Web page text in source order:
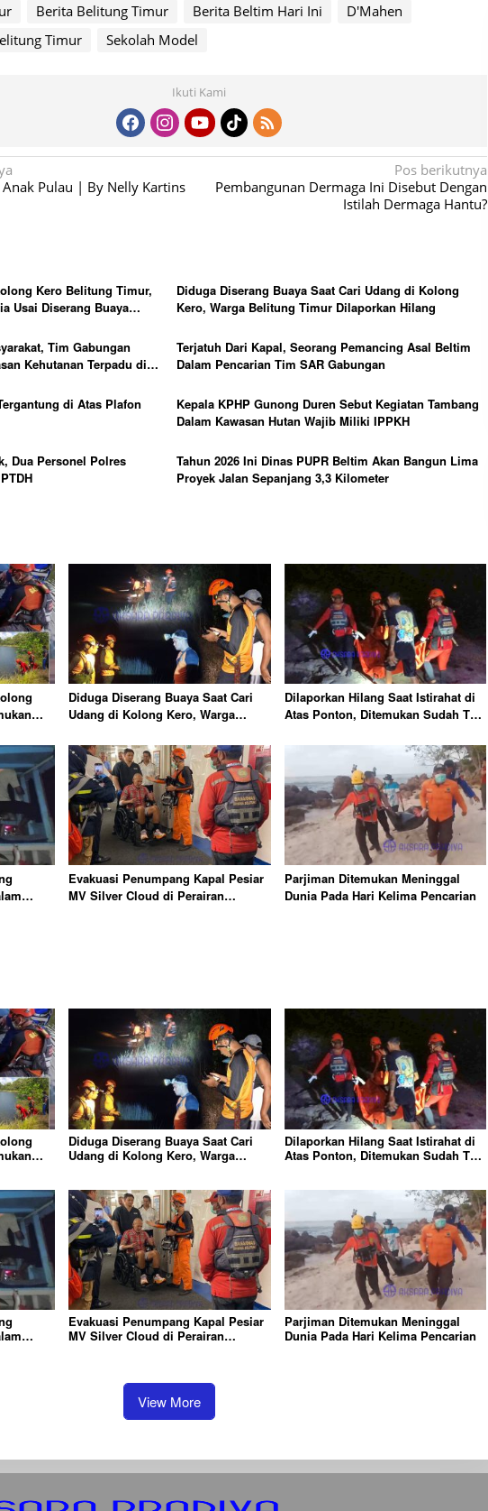
Berita Belitung Timur Berita Beltim Hari Ini
D'Mahen
Timur
Sekolah Model
Ikuti Kami
Pulau | By Nelly Kartins
Pos berikutnya
Pembangunan Dermaga Ini Disebut Dengan
Istilah Dermaga Hantu?
Kero Belitung Timur,
Usai Diserang Buaya
Diduga Diserang Buaya Saat Cari Udang di Kolong
Kero, Warga Belitung Timur Dilaporkan Hilang
Tim Gabungan
Kehutanan Terpadu di
Terjatuh Dari Kapal, Seorang Pemancing Asal Beltim
Dalam Pencarian Tim SAR Gabungan
di Atas Plafon
Kepala KPHP Gunong Duren Sebut Kegiatan Tambang
Dalam Kawasan Hutan Wajib Miliki IPPKH
Dua Personel Polres
Tahun 2026 Ini Dinas PUPR Beltim Akan Bangun Lima
Proyek Jalan Sepanjang 3,3 Kilometer
Diduga Diserang Buaya Saat Cari
Udang di Kolong Kero, Warga
Dilaporkan Hilang Saat Istirahat di
Atas Ponton, Ditemukan Sudah Tak
Evakuasi Penumpang Kapal Pesiar
MV Silver Cloud di Perairan
Parjiman Ditemukan Meninggal
Dunia Pada Hari Kelima Pencarian
Diduga Diserang Buaya Saat Cari
Udang di Kolong Kero, Warga
Dilaporkan Hilang Saat Istirahat di
Atas Ponton, Ditemukan Sudah Tak
Evakuasi Penumpang Kapal Pesiar
MV Silver Cloud di Perairan
Parjiman Ditemukan Meninggal
Dunia Pada Hari Kelima Pencarian
View More